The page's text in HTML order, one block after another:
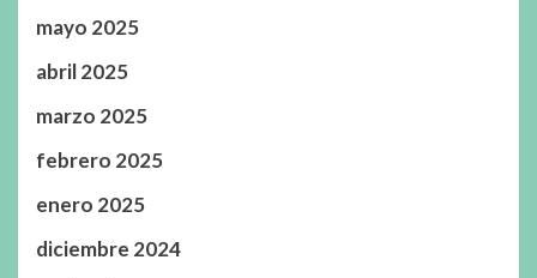
mayo 2025
abril 2025
marzo 2025
febrero 2025
enero 2025
diciembre 2024